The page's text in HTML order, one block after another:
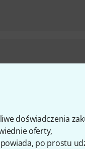
doświadczenia
oferty,
po prostu